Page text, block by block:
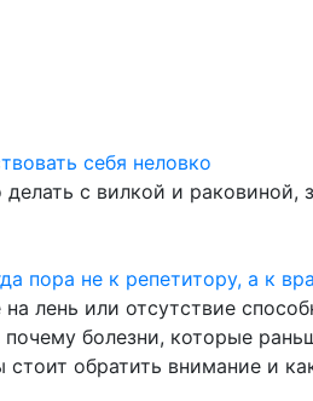
себя неловко
с вилкой и
пора не к репетитору, а к
лень или отсутствие
болезни, которые
обратить внимание и